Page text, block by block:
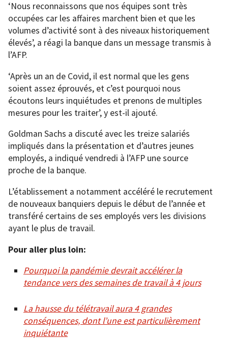
‘Nous reconnaissons que nos équipes sont très
occupées car les affaires marchent bien et que les
volumes d’activité sont à des niveaux historiquement
élevés’, a réagi la banque dans un message transmis à
l’AFP.
‘Après un an de Covid, il est normal que les gens
soient assez éprouvés, et c’est pourquoi nous
écoutons leurs inquiétudes et prenons de multiples
mesures pour les traiter’, y est-il ajouté.
Goldman Sachs a discuté avec les treize salariés
impliqués dans la présentation et d’autres jeunes
employés, a indiqué vendredi à l’AFP une source
proche de la banque.
L’établissement a notamment accéléré le recrutement
de nouveaux banquiers depuis le début de l’année et
transféré certains de ses employés vers les divisions
ayant le plus de travail.
Pour aller plus loin:
Pourquoi la pandémie devrait accélérer la
tendance vers des semaines de travail à 4 jours
La hausse du télétravail aura 4 grandes
conséquences, dont l’une est particulièrement
inquiétante